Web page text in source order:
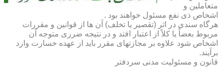
متعاملین و
اشخاص ذی نفع مسئول خواهند بود .
هرگاه سندی در اثر (تقصیر یا تخلف) آن ها از قوانین و مقررات
مربوط بعضاً یا کلاً از اعتبار افتد و در نتیجه ضرری متوجه آن
اشخاص شود علاوه بر مجازتهای مقرر باید از عهده خسارت وارد
برآیند.
قانون و مسئولیت مدنی سردفتر